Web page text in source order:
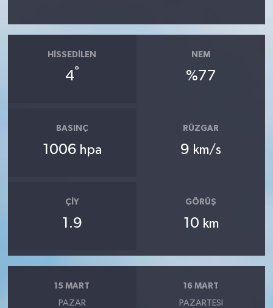
HISSEDILEN
4°
NEM
%77
BASINÇ
1006 hpa
RÜZGAR
9 km/s
ÇIY
1.9
GÖRÜŞ
10 km
15 MART
PAZAR
16 MART
PAZARTESI